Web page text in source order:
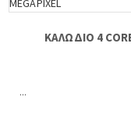
ΚΑΛΩΔΙΟ 4
...